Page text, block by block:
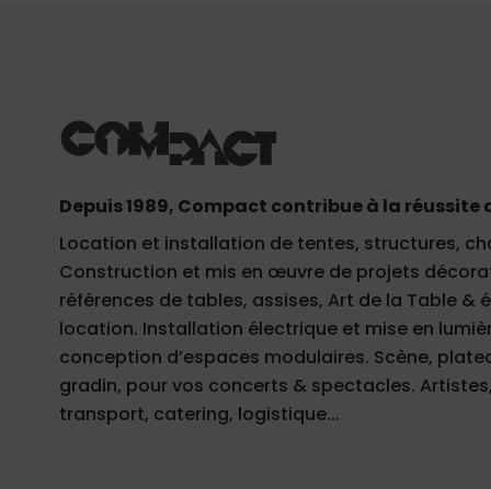
Depuis 1989, Compact contribue à la réussite
Location et installation de tentes, structures,
Construction et mis en œuvre de projets
références de tables, assises, Art de la Table &
location. Installation électrique et mise en
conception d’espaces modulaires. Scène,
gradin, pour vos concerts & spectacles.
transport, catering, logistique...